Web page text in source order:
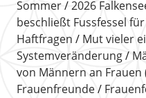
Sommer
2026
beschließt Fussfessel
Haftfragen
Mut vieler
Systemveränderung
von Männern an Frauen
Frauenfreunde